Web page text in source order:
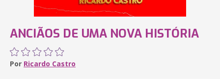
ANCIÃOS DE UMA NOVA HISTÓRIA
Por Ricardo Castro